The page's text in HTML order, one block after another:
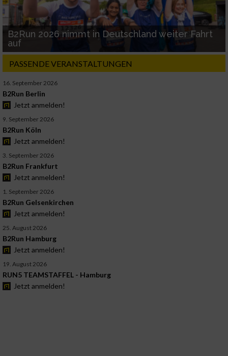
B2Run 2026 nimmt in Deutschland weiter Fahrt
auf
PASSENDE VERANSTALTUNGEN
16. September 2026
B2Run Berlin
Jetzt anmelden!
9. September 2026
B2Run Köln
Jetzt anmelden!
3. September 2026
B2Run Frankfurt
Jetzt anmelden!
1. September 2026
B2Run Gelsenkirchen
Jetzt anmelden!
25. August 2026
B2Run Hamburg
Jetzt anmelden!
19. August 2026
RUN5 TEAMSTAFFEL - Hamburg
Jetzt anmelden!